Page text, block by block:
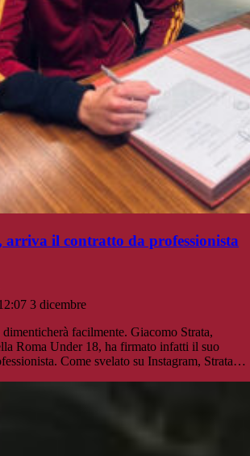
arriva il contratto da professionista
3 dicembre
facilmente. Giacomo Strata,
Roma Under 18, ha firmato infatti il suo
Come svelato su Instagram, Strata…